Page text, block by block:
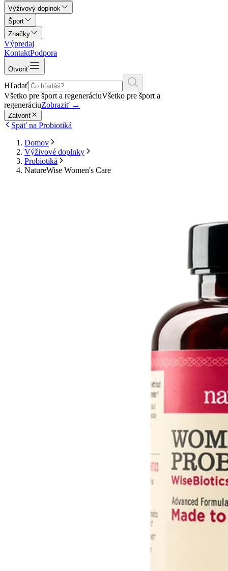
Výživový doplnok
Šport
Značky
Výpredaj
KontaktPodpora
Otvoriť
Hľadať
Všetko pre šport a regeneráciuVšetko pre šport a
regeneráciuZobraziť →
Zatvoriť
Späť na Probiotiká
Domov
Výživové doplnky
Probiotiká
NatureWise Women's Care